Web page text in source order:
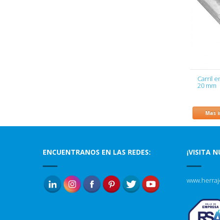
Carril
20 mm
Mas
ENCUENTRANOS EN LAS REDES: ¡VISITA